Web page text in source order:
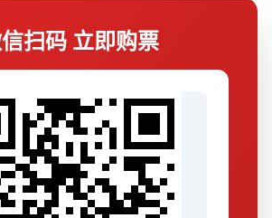
扫码 立即购票